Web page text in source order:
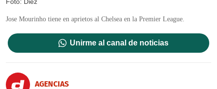
Foto: Diez
Jose Mourinho tiene en aprietos al Chelsea en la Premier League.
Unirme al canal de noticias
AGENCIAS